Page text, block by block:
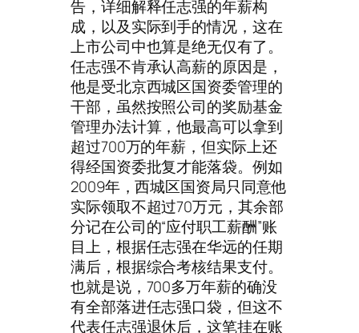
告，详细解释任志强的年薪构
成，以及实际到手的情况，这在
上市公司中也算是绝无仅有了。
任志强不肯承认高薪的原因是，
他是受北京西城区国资委管理的
干部，虽然按照公司的奖励基金
管理办法计算，他最高可以拿到
超过700万的年薪，但实际上还
得经国资委批复才能落袋。例如
2009年，西城区国资局只同意他
实际领取不超过70万元，其余部
分记在公司的“应付职工薪酬”账
目上，根据任志强在华远的任期
满后，根据综合考核结果支付。
也就是说，700多万年薪的确没
有全部落进任志强口袋，但这不
代表任志强退休后，这笔挂在账